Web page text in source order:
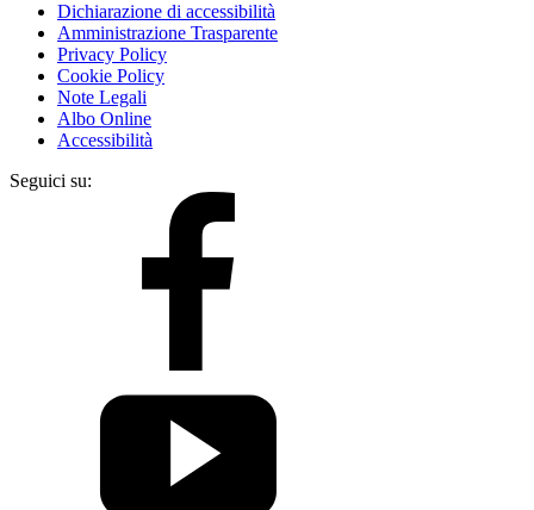
Dichiarazione di accessibilità
Amministrazione Trasparente
Privacy Policy
Cookie Policy
Note Legali
Albo Online
Accessibilità
Seguici su: